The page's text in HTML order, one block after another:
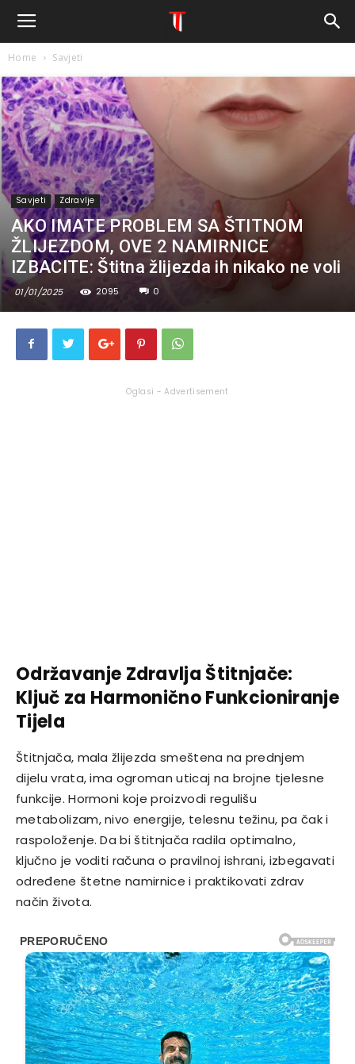
Home Savjeti
Savjeti Zdravlje
AKO IMATE PROBLEM SA ŠTITNOM
ŽLIJEZDOM, OVE 2 NAMIRNICE
IZBACITE: Štitna žlijezda ih nikako ne voli
01/01/2025 2095 0
Oglasi - Advertisement
Održavanje Zdravlja Štitnjače:
Ključ za Harmonično Funkcioniranje
Tijela
Štitnjača, mala žlijezda smeštena na prednjem
dijelu vrata, ima ogroman uticaj na brojne tjelesne
funkcije. Hormoni koje proizvodi regulišu
metabolizam, nivo energije, telesnu težinu, pa čak i
raspoloženje. Da bi štitnjača radila optimalno,
ključno je voditi računa o pravilnoj ishrani, izbegavati
određene štetne namirnice i praktikovati zdrav
način života.